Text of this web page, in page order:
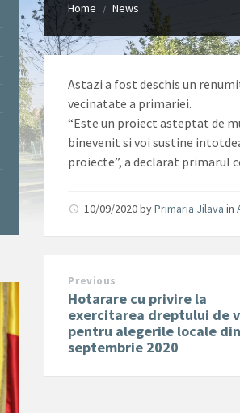
Home / News
Astazi a fost deschis un
vecinatate a primariei.
“Este un proiect asteptat de
binevenit si voi sustine
proiecte”, a declarat primarul
10/09/2020byPrimaria Jilava in
Previous
Hotarare cu privire la
exercitarea dreptului de
pentru alegerile locale
septembrie 2020